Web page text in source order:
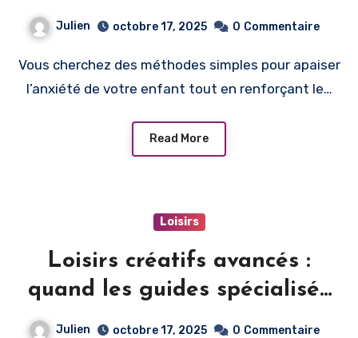
contre l’anxiété
Julien octobre 17, 2025 0 Commentaire
Vous cherchez des méthodes simples pour apaiser
l’anxiété de votre enfant tout en renforçant le…
Read More
Loisirs
Loisirs créatifs avancés :
quand les guides spécialisés
deviennent indispensables
Julien octobre 17, 2025 0 Commentaire